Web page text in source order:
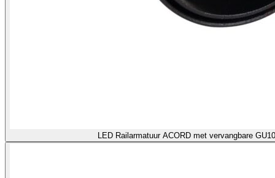
LED Railarmatuur ACORD met